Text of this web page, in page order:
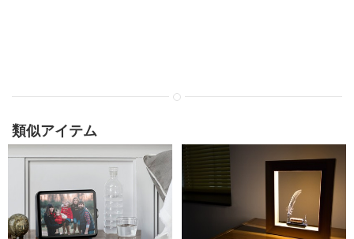
類似アイテム